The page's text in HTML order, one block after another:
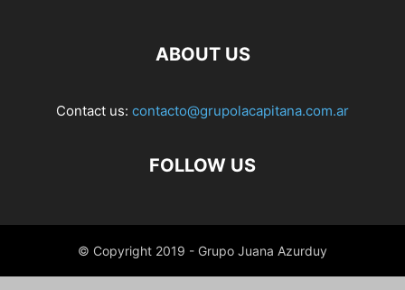
ABOUT US
Contact us: contacto@grupolacapitana.com.ar
FOLLOW US
© Copyright 2019 - Grupo Juana Azurduy